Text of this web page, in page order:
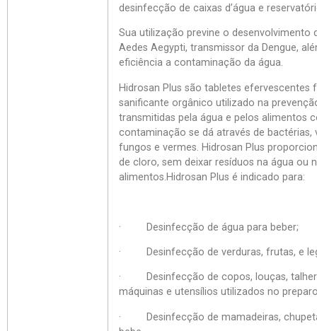
desinfecção de caixas d’água e
Sua utilização previne o desenvolvimento
Aedes Aegypti, transmissor da Dengue,
eficiência a contaminação da água.
Hidrosan Plus são tabletes efervescentes
sanificante orgânico utilizado na
transmitidas pela água e pelos alimentos
contaminação se dá através de bactérias,
fungos e vermes. Hidrosan Plus
de cloro, sem deixar resíduos na água ou
alimentos.Hidrosan Plus é indicado para:
· Desinfecção de água para beber;
· Desinfecção de verduras, frutas, e
· Desinfecção de copos, louças,
máquinas e utensílios utilizados no
· Desinfecção de mamadeiras,